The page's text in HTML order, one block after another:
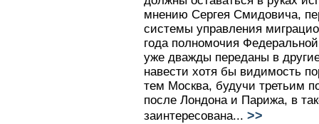
мнению Сергея Смидовича,
системы управления
года полномочия
уже дважды переданы в
навести хотя бы видимость
тем Москва, будучи третьим
после Лондона и Парижа, в
заинтересована... >>